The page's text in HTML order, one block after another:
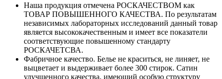
Наша продукция отмечена РОСКАЧЕСТВОМ как
ТОВАР ПОВЫШЕННОГО КАЧЕСТВА. По результатам
независимых лабораторных исследований данный товар
является высококачественным и имеет все показатели
соответствующие повышенному стандарту
РОСКАЧЕТСВА.
Фабричное качество. Белье не краситься, не линяет, не
выцветает и выдерживает более 300 стирок. Сатин
улучшенного качества, имеющий особую структуру